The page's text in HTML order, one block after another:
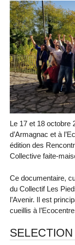
Le 17 et 18 octobre
d’Armagnac et à
édition des
Collective faite-
Ce documentaire,
du Collectif Les
l’Avenir. Il est
cueillis à
SELECTION